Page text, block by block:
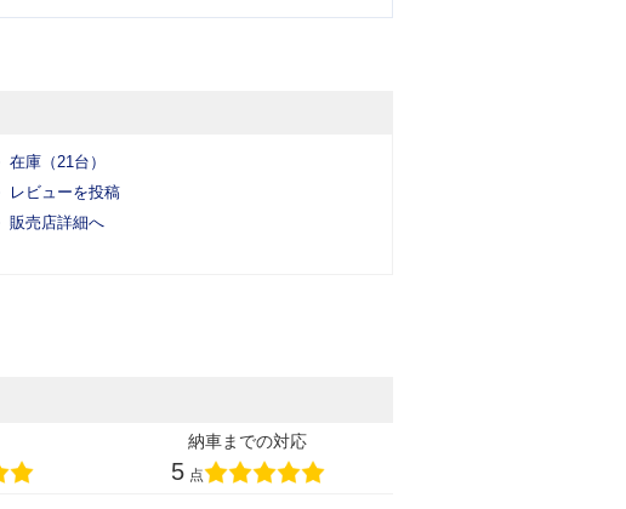
在庫（21台）
レビューを投稿
販売店詳細へ
納車までの対応
5 点